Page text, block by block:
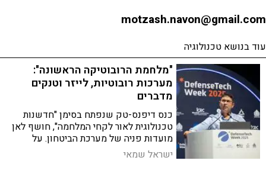
motzash.navon@gmail.com
עוד בנושא טכנולוגיה
"מלחמת הרובוטיקה הראשונה":
מערכות רובוטיות, לייזר וטנקים
מדברים
כנס דיפנס-טק שנפתח בסימן "חדשנות
טכנולוגית לאור לקחי המלחמה", חושף לאן
מועדות פניה של מערכת הביטחון. על
המערכות שנמצאות בפיתוח ועל שדה הקרב
העתידי
ישראל שמאי